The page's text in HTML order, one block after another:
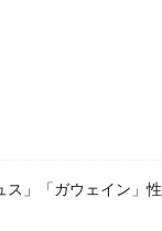
」「ガウェイン」